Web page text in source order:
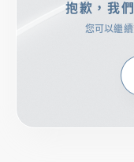
OMNI-U
貸款
抱歉，我
您可以繼